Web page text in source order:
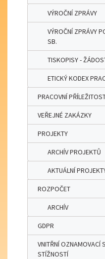
VÝROČNÍ ZPRÁVY
VÝROČNÍ ZPRÁVY
SB.
TISKOPISY -
ETICKÝ KODEX
PRACOVNÍ
VEŘEJNÉ ZAKÁZKY
PROJEKTY
ARCHÍV PROJEKTŮ
AKTUÁLNÍ
ROZPOČET
ARCHÍV
GDPR
VNITŘNÍ OZNAMOVACÍ
STÍŽNOSTÍ